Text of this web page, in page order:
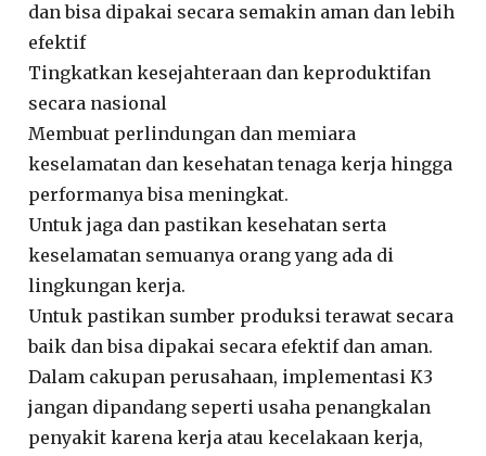
dan bisa dipakai secara semakin aman dan lebih
efektif
Tingkatkan kesejahteraan dan keproduktifan
secara nasional
Membuat perlindungan dan memiara
keselamatan dan kesehatan tenaga kerja hingga
performanya bisa meningkat.
Untuk jaga dan pastikan kesehatan serta
keselamatan semuanya orang yang ada di
lingkungan kerja.
Untuk pastikan sumber produksi terawat secara
baik dan bisa dipakai secara efektif dan aman.
Dalam cakupan perusahaan, implementasi K3
jangan dipandang seperti usaha penangkalan
penyakit karena kerja atau kecelakaan kerja,